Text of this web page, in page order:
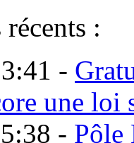
:
-
une loi
- Pôle